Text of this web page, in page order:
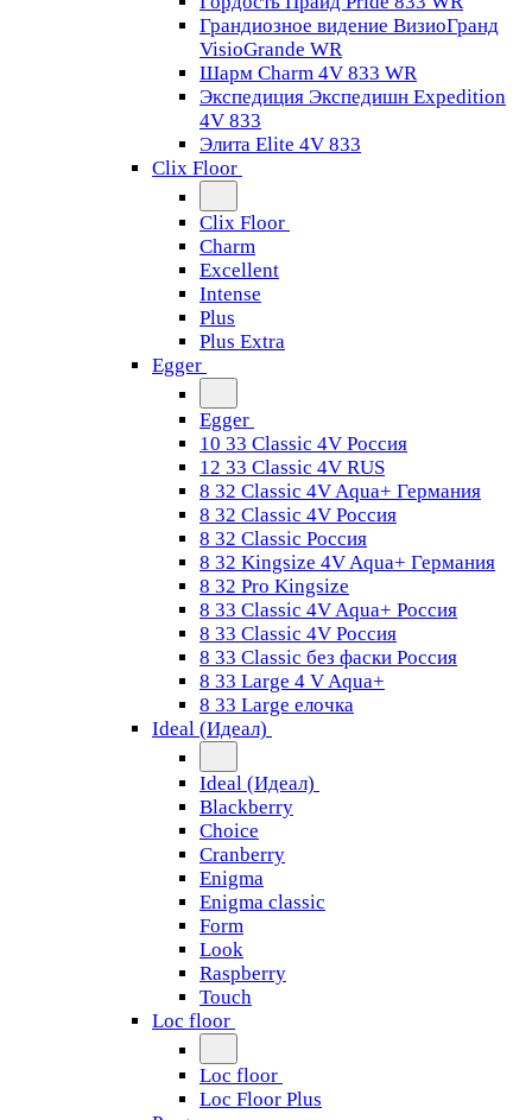
Грандиозное видение ВизиоГранд
VisioGrande WR
Шарм Charm 4V 833 WR
Экспедиция Экспедишн Expedition
4V 833
Элита Elite 4V 833
Clix Floor
Clix Floor
Charm
Excellent
Intense
Plus
Plus Extra
Egger
Egger
10 33 Classic 4V Россия
12 33 Classic 4V RUS
8 32 Classic 4V Aqua+ Германия
8 32 Classic 4V Россия
8 32 Classic Россия
8 32 Kingsize 4V Aqua+ Германия
8 32 Pro Kingsize
8 33 Classic 4V Aqua+ Россия
8 33 Classic 4V Россия
8 33 Classic без фаски Россия
8 33 Large 4 V Aqua+
8 33 Large елочка
Ideal (Идеал)
Ideal (Идеал)
Blackberry
Choice
Cranberry
Enigma
Enigma classic
Form
Look
Raspberry
Touch
Loc floor
Loc floor
Loc Floor Plus